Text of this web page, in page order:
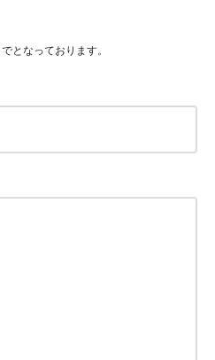
となっております。